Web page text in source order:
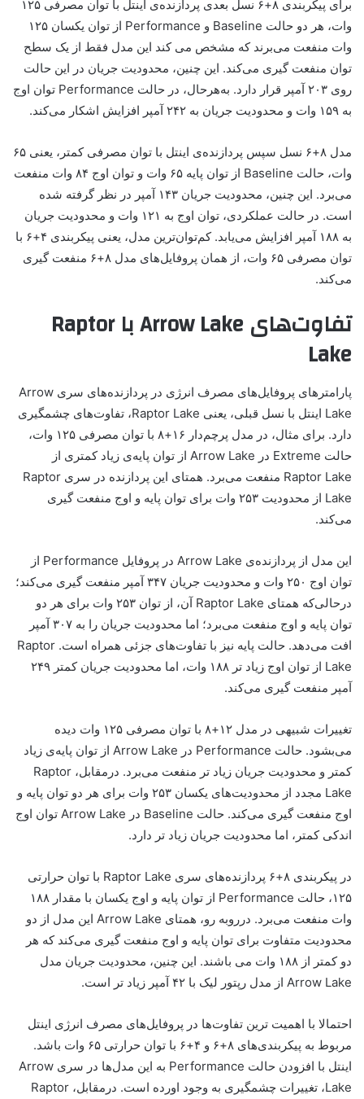
برای پیکربندی ۸+۶ نسل بعدی پردازنده‌ی اینتل با توان مصرفی ۱۲۵
وات، هر دو حالت Baseline و Performance از توان یکسان ۱۲۵
وات منفعت می‌برند که مشخص می کند این مدل فقط از یک سطح
توان منفعت گیری می‌کند. این چنین، محدودیت جریان در این حالت
روی ۲۰۳ آمپر قرار دارد. به‌هرحال، در حالت Performance توان اوج
به ۱۵۹ وات و محدودیت جریان به ۲۴۲ آمپر افزایش اشکار می‌کند.
مدل ۸+۶ نسل سپس پردازنده‌ی اینتل با توان مصرفی کمتر، یعنی ۶۵
وات، حالت Baseline از توان پایه ۶۵ وات و توان اوج ۸۴ وات منفعت
می‌برد. این چنین، محدودیت جریان ۱۴۳ آمپر در نظر گرفته شده
است. در حالت عملکردی، توان اوج به ۱۲۱ وات و محدودیت جریان
به ۱۸۸ آمپر افزایش می‌یابد. کم‌توان‌ترین مدل، یعنی پیکربندی ۴+۶ با
توان مصرفی ۶۵ وات، از همان پروفایل‌های مدل ۸+۶ منفعت گیری
می‌کند.
تفاوت‌های Arrow Lake با Raptor
Lake
پارامترهای پروفایل‌های مصرف انرژی در پردازنده‌های سری Arrow
Lake اینتل با نسل قبلی، یعنی Raptor Lake، تفاوت‌های چشمگیری
دارد. برای مثال، در مدل پرچم‌دار ۱۶+۸ با توان مصرفی ۱۲۵ وات،
حالت Extreme در Arrow Lake از توان پایه‌ی زیاد کمتری از
Raptor Lake منفعت می‌برد. همتای این پردازنده در سری Raptor
Lake از محدودیت ۲۵۳ وات برای توان پایه و اوج منفعت گیری
می‌کند.
این مدل از پردازنده‌ی Arrow Lake در پروفایل Performance از
توان اوج ۲۵۰ وات و محدودیت جریان ۳۴۷ آمپر منفعت گیری می‌کند؛
درحالی‌که همتای Raptor Lake آن، از توان ۲۵۳ وات برای هر دو
توان پایه و اوج منفعت می‌برد؛ اما محدودیت جریان را به ۳۰۷ آمپر
افت می‌دهد. حالت پایه نیز با تفاوت‌های جزئی همراه است. Raptor
Lake از توان اوج زیاد تر ۱۸۸ وات، اما محدودیت جریان کمتر ۲۴۹
آمپر منفعت گیری می‌کند.
تغییرات شبیهی در مدل ۱۲+۸ با توان مصرفی ۱۲۵ وات دیده
می‌بشود. حالت Performance در Arrow Lake از توان پایه‌ی زیاد
کمتر و محدودیت جریان زیاد تر منفعت می‌برد. درمقابل، Raptor
Lake مجدد از محدودیت‌های یکسان ۲۵۳ وات برای هر دو توان پایه و
اوج منفعت گیری می‌کند. حالت Baseline در Arrow Lake توان اوج
اندکی کمتر، اما محدودیت جریان زیاد تر دارد.
در پیکربندی ۸+۶ پردازنده‌های سری Raptor Lake با توان حرارتی
۱۲۵، حالت Performance از توان پایه و اوج یکسان با مقدار ۱۸۸
وات منفعت می‌برد. در‌روبه رو، همتای Arrow Lake این مدل از دو
محدودیت متفاوت برای توان پایه و اوج منفعت گیری می‌کند که هر
دو کمتر از ۱۸۸ وات می باشند. این چنین، محدودیت جریان مدل
Arrow Lake از مدل رپتور لیک با ۴۲ آمپر زیاد تر است.
احتمالا با اهمیت ترین تفاوت‌ها در پروفایل‌های مصرف انرژی اینتل
مربوط به پیکربندی‌های ۸+۶ و ۴+۶ با توان حرارتی ۶۵ وات باشد.
اینتل با افزودن حالت Performance به این مدل‌ها در سری Arrow
Lake، تغییرات چشمگیری به وجود اورده است. درمقابل، Raptor